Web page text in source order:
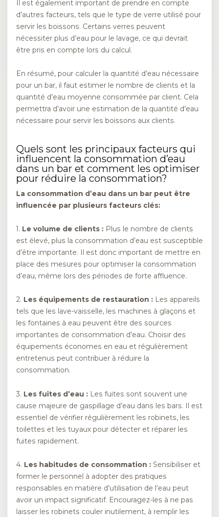
Il est également important de prendre en compte
d’autres facteurs, tels que le type de verre utilisé pour
servir les boissons. Certains verres peuvent
nécessiter plus d’eau pour le lavage, ce qui devrait
être pris en compte lors du calcul.
En résumé, pour calculer la quantité d’eau nécessaire
pour un bar, il faut estimer le nombre de clients et la
quantité d’eau moyenne consommée par client. Cela
permettra d’avoir une estimation de la quantité d’eau
nécessaire pour servir les boissons aux clients.
Quels sont les principaux facteurs qui
influencent la consommation d’eau
dans un bar et comment les optimiser
pour réduire la consommation?
La consommation d’eau dans un bar peut être
influencée par plusieurs facteurs clés:
1. Le volume de clients : Plus le nombre de clients
est élevé, plus la consommation d’eau est susceptible
d’être importante. Il est donc important de mettre en
place des mesures pour optimiser la consommation
d’eau, même lors des périodes de forte affluence.
2. Les équipements de restauration : Les appareils
tels que les lave-vaisselle, les machines à glaçons et
les fontaines à eau peuvent être des sources
importantes de consommation d’eau. Choisir des
équipements économes en eau et régulièrement
entretenus peut contribuer à réduire la
consommation.
3. Les fuites d’eau : Les fuites sont souvent une
cause majeure de gaspillage d’eau dans les bars. Il est
essentiel de vérifier régulièrement les robinets, les
toilettes et les tuyaux pour détecter et réparer les
fuites rapidement.
4. Les habitudes de consommation : Sensibiliser et
former le personnel à adopter des pratiques
responsables en matière d’utilisation de l’eau peut
avoir un impact significatif. Encouragez-les à ne pas
laisser les robinets couler inutilement, à remplir les